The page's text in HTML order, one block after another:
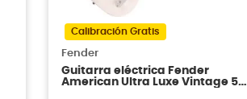
Calibración Gratis
Fender
Guitarra eléctrica Fender
American Ultra Luxe Vintage 50s